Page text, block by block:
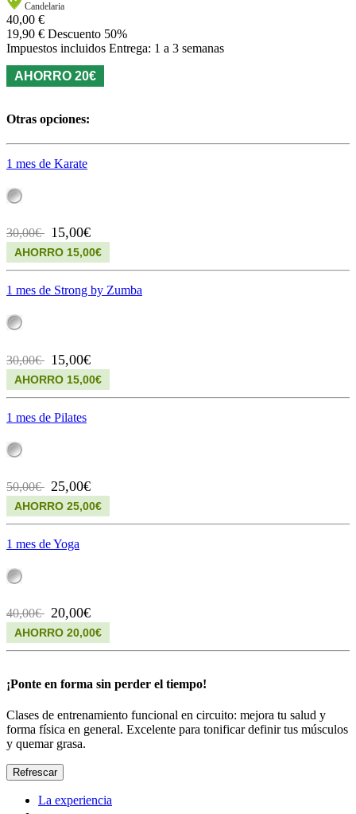
Candelaria
40,00 €
19,90 € Descuento 50%
Impuestos incluidos Entrega: 1 a 3 semanas
AHORRO 20€
Otras opciones:
1 mes de Karate
30,00€ 15,00€
AHORRO 15,00€
1 mes de Strong by Zumba
30,00€ 15,00€
AHORRO 15,00€
1 mes de Pilates
50,00€ 25,00€
AHORRO 25,00€
1 mes de Yoga
40,00€ 20,00€
AHORRO 20,00€
¡Ponte en forma sin perder el tiempo!
Clases de entrenamiento funcional en circuito: mejora tu salud y
forma física en general. Excelente para tonificar definir tus músculos
y quemar grasa.
La experiencia